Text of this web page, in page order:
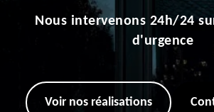
Nous intervenons 24h/24
d'urgence
Voir nos réalisations